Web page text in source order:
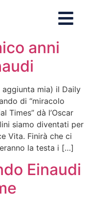
anni
aggiunta mia) il Daily
di “miracolo
Times” dà l’Oscar
siamo diventati per
Vita. Finirà che ci
la testa i […]
Einaudi